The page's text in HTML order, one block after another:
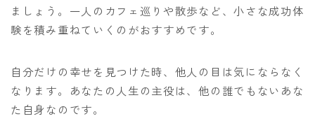
ましょう。一人のカフェ巡りや散歩など、小さな成功体
験を積み重ねていくのがおすすめです。
自分だけの幸せを見つけた時、他人の目は気にならなく
なります。あなたの人生の主役は、他の誰でもないあな
た自身なのです。